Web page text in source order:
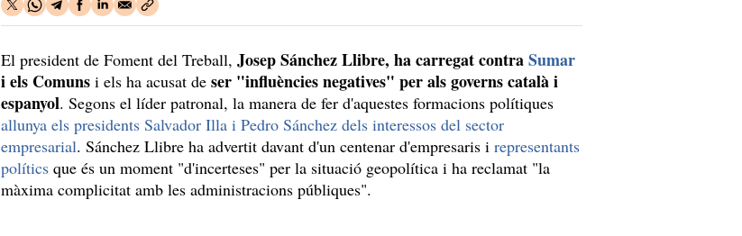
El president de Foment del Treball, Josep Sánchez Llibre, ha carregat contraSumar
i els Comuns i els ha acusat de ser "influències negatives" per als governs català i
espanyol. Segons el líder patronal, la manera de fer d'aquestes formacions polítiques
allunya els presidents Salvador Illa i Pedro Sánchez dels interessos del sector
empresarial. Sánchez Llibre ha advertit davant d'un centenar d'empresaris i representants
polítics que és un moment "d'incerteses" per la situació geopolítica i ha reclamat "la
màxima complicitat amb les administracions públiques".